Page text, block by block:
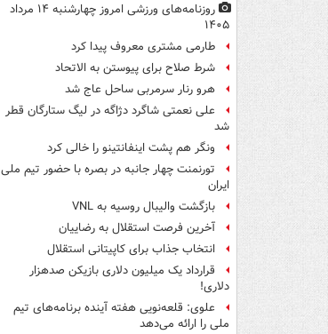
روزنامه‌های ورزشی امروز چهارشنبه ۱۴ مرداد
۱۴۰۵
طارمی مشتری معروف پیدا کرد
شرط صلاح برای پیوستن به الاتحاد
هرو رنار سرمربی ساحل عاج شد
علی نعمتی شاگرد دژاگه در لیگ ستارگان قطر
شد
ونگر هم پشت اینفانتینو را خالی کرد
تورنمنت چهار جانبه در بصره با حضور تیم ملی
ایران
بازگشت والیبال روسیه به VNL
آخرین فرصت استقلال به رضاییان
انتخاب جذاب برای کاپیتانی استقلال
قرارداد یک میلیون دلاری بازیکن صدهزار
دلاری!
علوی: قلعه‌نویی هفته آینده برنامه‌های تیم
ملی را ارائه می‌دهد